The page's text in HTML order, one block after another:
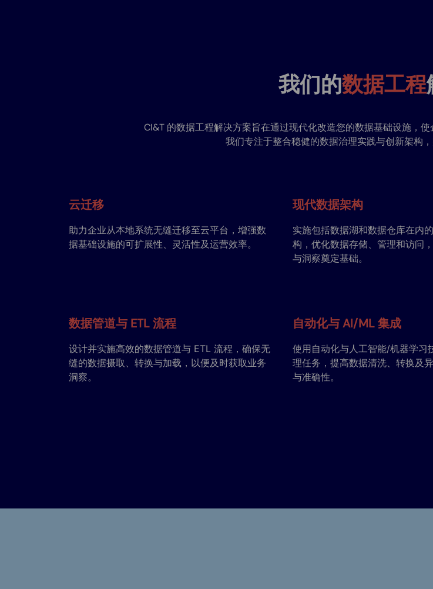
我们的数据工程
CI&T 的数据工程解决方案旨在通过现代化改造您的数据基础设施，
我们专注于整合稳健的数据治理实践与创新架构
云迁移
助力企业从本地系统无缝迁移至云平台，增强数
据基础设施的可扩展性、灵活性及运营效率。
现代数据架构
实施包括数据湖和数据仓库在内
构，优化数据存储、管理和访问
与洞察奠定基础。
数据管道与 ETL 流程
设计并实施高效的数据管道与 ETL 流程，确保无
缝的数据摄取、转换与加载，以便及时获取业务
洞察。
自动化与 AI/ML 集成
使用自动化与人工智能/机器学习
理任务，提高数据清洗、转换及
与准确性。